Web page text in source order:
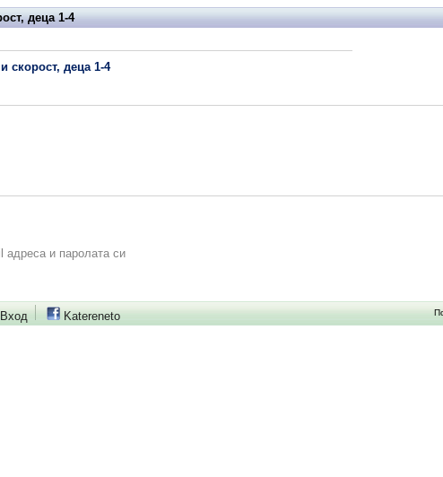
деца 1-4
скорост, деца 1-4
адреса и паролата си
Вход Katereneto